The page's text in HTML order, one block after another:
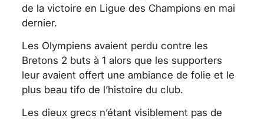
de la victoire en Ligue des Champions en mai
dernier.
Les Olympiens avaient perdu contre les
Bretons 2 buts à 1 alors que les supporters
leur avaient offert une ambiance de folie et le
plus beau tifo de l’histoire du club.
Les dieux grecs n’étant visiblement pas de